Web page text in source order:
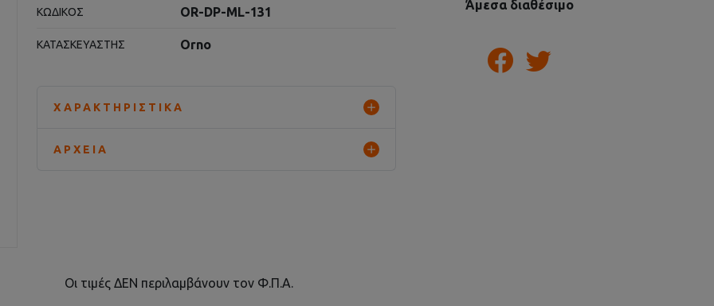
ΚΩΔΙΚΌΣ OR-DP-ML-131
ΚΑΤΑΣΚΕΥΑΣΤΉΣ Orno
ΧΑΡΑΚΤΗΡΙΣΤΙΚΆ
ΑΡΧΕΊΑ
Άμεσα διαθέσιμο
Οι τιμές ΔΕΝ περιλαμβάνουν τον Φ.Π.Α.